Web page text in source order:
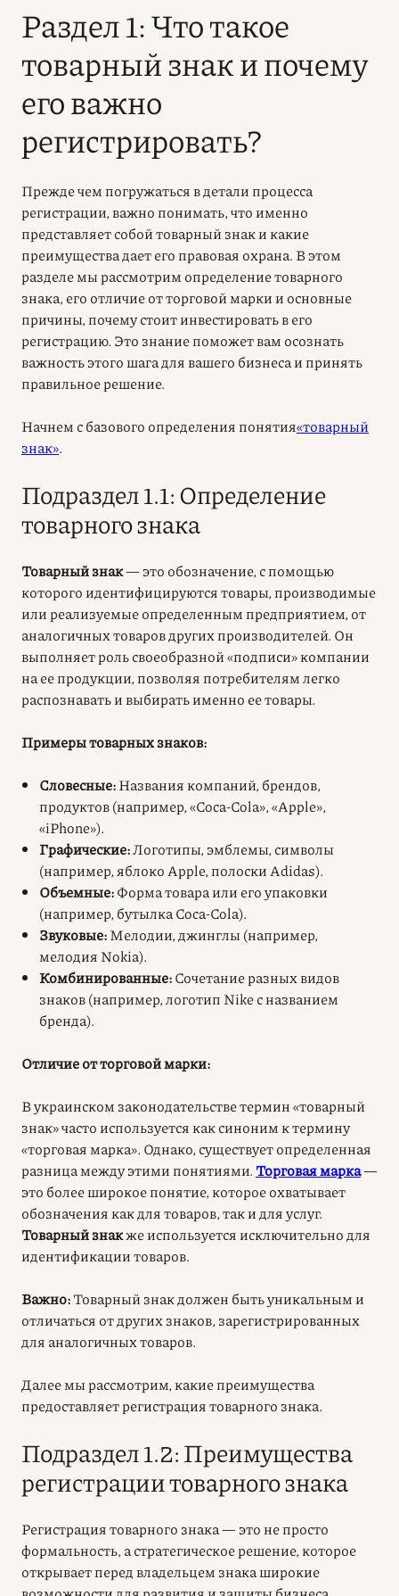
Раздел 1: Что такое
товарный знак и почему
его важно
регистрировать?
Прежде чем погружаться в детали процесса
регистрации, важно понимать, что именно
представляет собой товарный знак и какие
преимущества дает его правовая охрана. В этом
разделе мы рассмотрим определение товарного
знака, его отличие от торговой марки и основные
причины, почему стоит инвестировать в его
регистрацию. Это знание поможет вам осознать
важность этого шага для вашего бизнеса и принять
правильное решение.
Начнем с базового определения понятия«товарный
знак».
Подраздел 1.1: Определение
товарного знака
Товарный знак— это обозначение, с помощью
которого идентифицируются товары, производимые
или реализуемые определенным предприятием, от
аналогичных товаров других производителей. Он
выполняет роль своеобразной «подписи» компании
на ее продукции, позволяя потребителям легко
распознавать и выбирать именно ее товары.
Примеры товарных знаков:
Словесные:Названия компаний, брендов,
продуктов (например, «Coca-Cola», «Apple»,
«iPhone»).
Графические:Логотипы, эмблемы, символы
(например, яблоко Apple, полоски Adidas).
Объемные:Форма товара или его упаковки
(например, бутылка Coca-Cola).
Звуковые:Мелодии, джинглы (например,
мелодия Nokia).
Комбинированные:Сочетание разных видов
знаков (например, логотип Nike с названием
бренда).
Отличие от торговой марки:
В украинском законодательстве термин «товарный
знак» часто используется как синоним к термину
«торговая марка». Однако, существует определенная
разница между этими понятиями. Торговая марка—
это более широкое понятие, которое охватывает
обозначения как для товаров, так и для услуг.
Товарный знакже используется исключительно для
идентификации товаров.
Важно:Товарный знак должен быть уникальным и
отличаться от других знаков, зарегистрированных
для аналогичных товаров.
Далее мы рассмотрим, какие преимущества
предоставляет регистрация товарного знака.
Подраздел 1.2: Преимущества
регистрации товарного знака
Регистрация товарного знака — это не просто
формальность, а стратегическое решение, которое
открывает перед владельцем знака широкие